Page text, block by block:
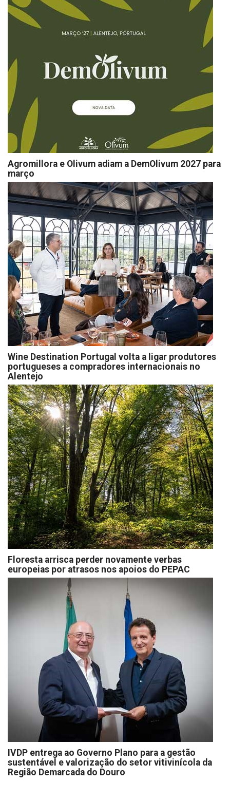
Agromillora e Olivum adiam a DemOlivum 2027 para
março
Wine Destination Portugal volta a ligar produtores
portugueses a compradores internacionais no
Alentejo
Floresta arrisca perder novamente verbas
europeias por atrasos nos apoios do PEPAC
IVDP entrega ao Governo Plano para a gestão
sustentável e valorização do setor vitivinícola da
Região Demarcada do Douro